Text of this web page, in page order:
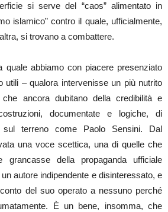
si serve del “caos” alimentato in
islamico” contro il quale, ufficialmente,
si trovano a combattere.
quale abbiamo con piacere presenziato
utili – qualora intervenisse un più nutrito
ancora dubitano della credibilità e
documentate e logiche, di
sul terreno come Paolo Sensini. Dal
una voce scettica, una di quelle che
grancasse della propaganda ufficiale
autore indipendente e disinteressato, e
del suo operato a nessuno perché
È un bene, insomma, che